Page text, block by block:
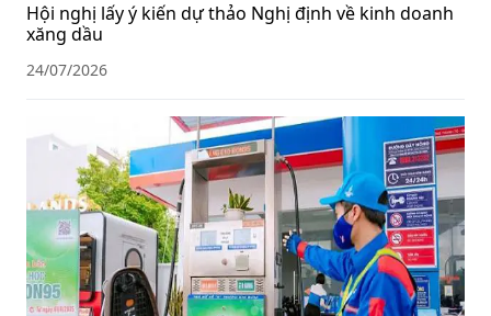
Hội nghị lấy ý kiến dự thảo Nghị định về kinh doanh
xăng dầu
24/07/2026